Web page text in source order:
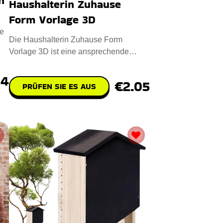
Haushalterin Zuhause
Form Vorlage 3D
Die Haushalterin Zuhause Form
Vorlage 3D ist eine ansprechende
PRÜFEN SIE ES AUS €2.05